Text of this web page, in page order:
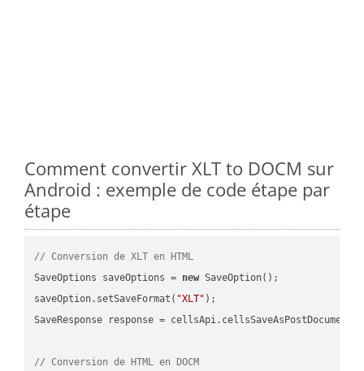
Comment convertir XLT to DOCM sur
Android : exemple de code étape par
étape
// Conversion de XLT en HTML
SaveOptions saveOptions = new SaveOption();
saveOption.setSaveFormat( "XLT" );
SaveResponse response =
// Conversion de HTML en DOCM